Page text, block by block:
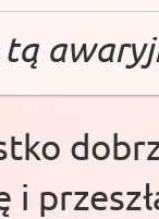
tą
i